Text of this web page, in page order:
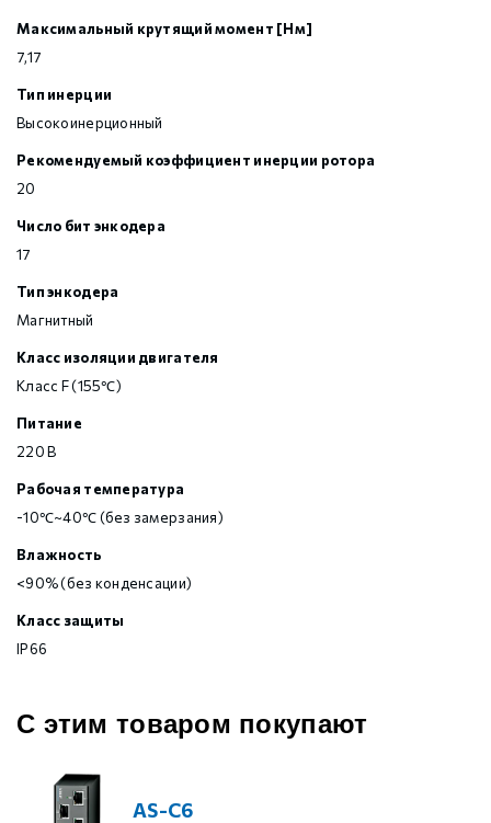
Максимальный крутящий момент [Нм]
7,17
Тип инерции
Высокоинерционный
Рекомендуемый коэффициент инерции ротора
20
Число бит энкодера
17
Тип энкодера
Магнитный
Класс изоляции двигателя
Класс F (155℃)
Питание
220 В
Рабочая температура
-10℃~40℃ (без замерзания)
Влажность
<90% (без конденсации)
Класс защиты
IP66
С этим товаром покупают
AS-C6